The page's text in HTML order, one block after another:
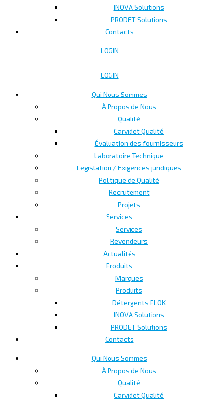
INOVA Solutions
PRODET Solutions
Contacts
LOGIN
LOGIN
Qui Nous Sommes
À Propos de Nous
Qualité
Carvidet Qualité
Évaluation des fournisseurs
Laboratoire Technique
Législation / Exigences juridiques
Politique de Qualité
Recrutement
Projets
Services
Services
Revendeurs
Actualités
Produits
Marques
Produits
Détergents PLOK
INOVA Solutions
PRODET Solutions
Contacts
Qui Nous Sommes
À Propos de Nous
Qualité
Carvidet Qualité